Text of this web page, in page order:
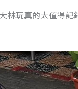
林玩真的太值得